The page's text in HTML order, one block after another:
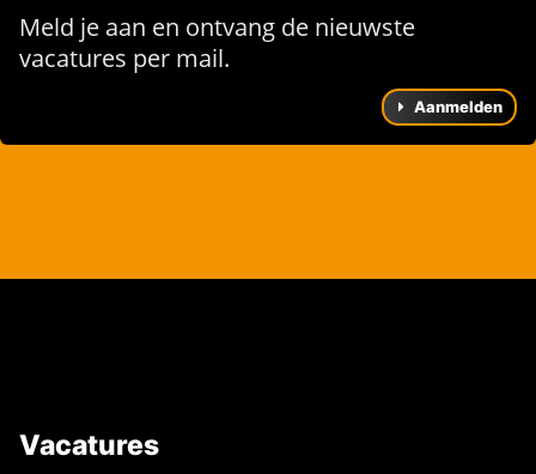
Meld je aan en ontvang de nieuwste
vacatures per mail.
Aanmelden
Vacatures